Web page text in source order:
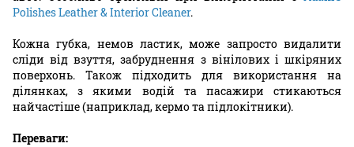
Polishes Leather & Interior Cleaner.
Кожна губка, немов ластик, може запросто видалити
сліди від взуття, забруднення з вінілових і шкіряних
поверхонь. Також підходить для використання на
ділянках, з якими водій та пасажири стикаються
найчастіше (наприклад, кермо та підлокітники).
Переваги: